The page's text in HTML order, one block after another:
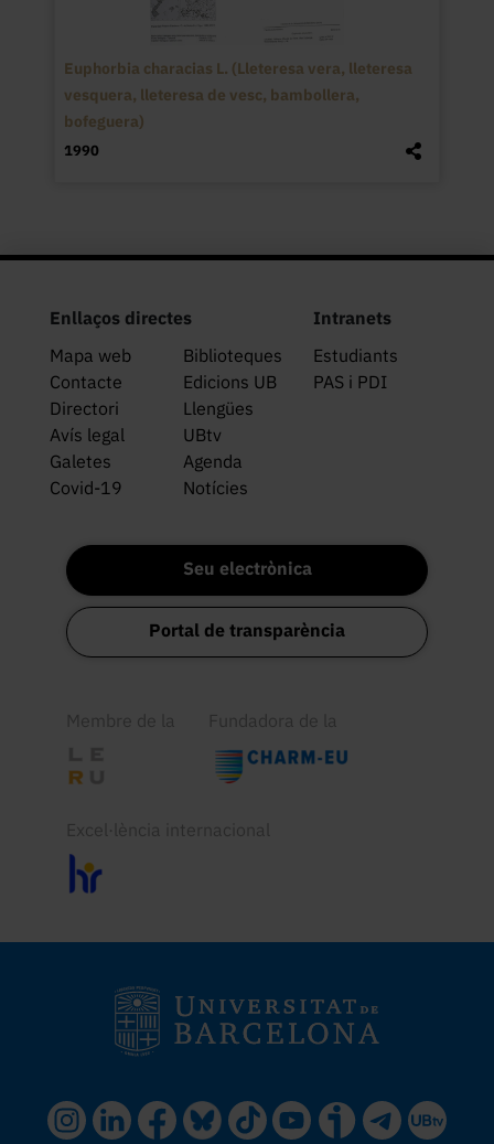
Euphorbia characias L. (Lleteresa vera, lleteresa
vesquera, lleteresa de vesc, bambollera,
bofeguera)
1990
Enllaços directes
Mapa web
Biblioteques
Contacte
Edicions UB
Directori
Llengües
Avís legal
UBtv
Galetes
Agenda
Covid-19
Notícies
Intranets
Estudiants
PAS i PDI
Seu electrònica
Portal de transparència
Membre de la Fundadora de la
Excel·lència internacional